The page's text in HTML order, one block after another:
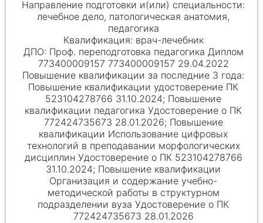
лечебное дело, патологическая анатомия,
педагогика
врач-лечебник
Проф. переподготовка педагогика Диплом
773400009157 773400009157 29.04.2022
Повышение квалификации удостоверение ПК
523104278766 31.10.2024; Повышение
квалификации педагогика Удостоверение о ПК
772424735673 28.01.2026; Повышение
квалификации Использование цифровых
технологий в преподавании морфологических
дисциплин Удостоверение о ПК 523104278766
31.10.2024; Повышение квалификации
Организация и содержание учебно-
методической работы в структурном
подразделении вуза Удостоверение о ПК
772424735673 28.01.2026